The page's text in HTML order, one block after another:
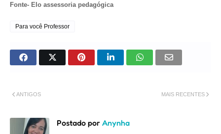
Fonte- Elo assessoria pedagógica
Para você Professor
MAIS RECENTES
ANTIGOS
Postado por Anynha